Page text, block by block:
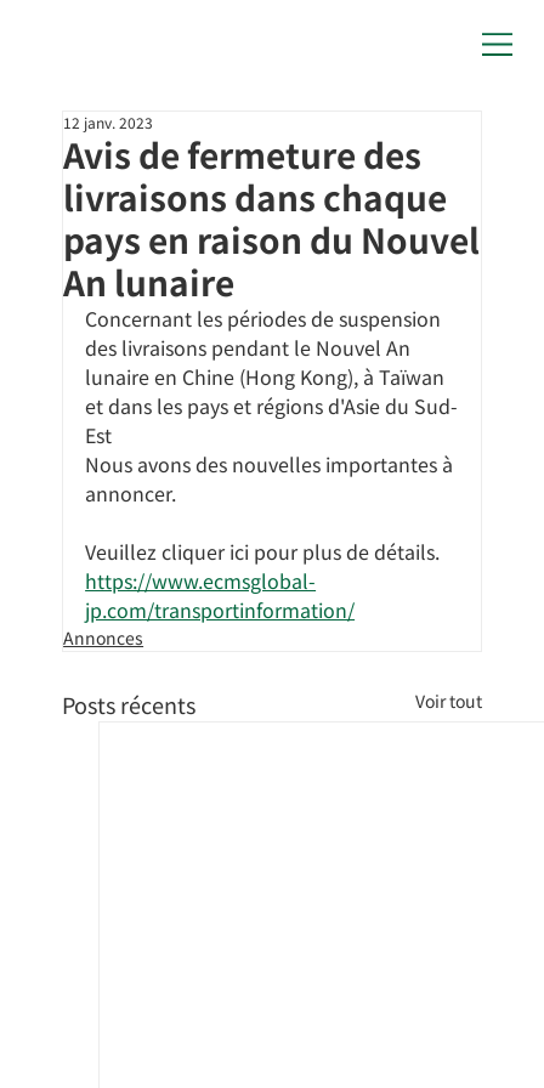
Avis de fermeture des
livraisons dans chaque
pays en raison du Nouvel
An lunaire
12 janv. 2023
Concernant les périodes de suspension
des livraisons pendant le Nouvel An
lunaire en Chine (Hong Kong), à Taïwan
et dans les pays et régions d'Asie du Sud-
Est
Nous avons des nouvelles importantes à
annoncer.
Veuillez cliquer ici pour plus de détails.
https://www.ecmsglobal-
jp.com/transportinformation/
Annonces
Posts récents Voir tout